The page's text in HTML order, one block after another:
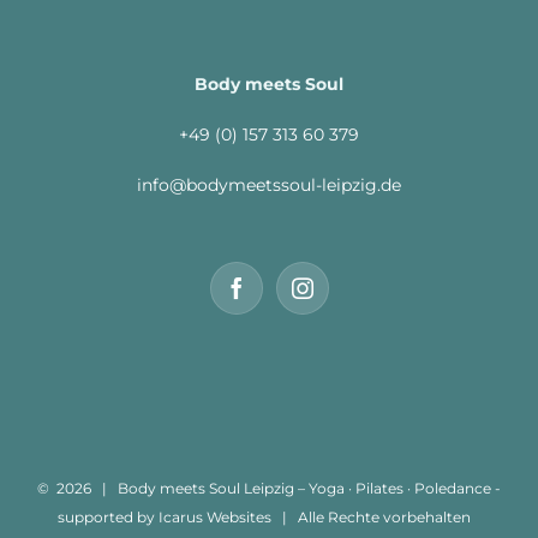
Body meets Soul
+49 (0) 157 313 60 379
info@bodymeetssoul-leipzig.de
© 2026 | Body meets Soul Leipzig – Yoga · Pilates · Poledance -
supported by Icarus Websites| Alle Rechte vorbehalten